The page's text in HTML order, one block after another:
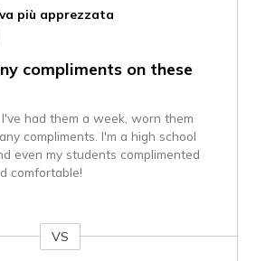
più apprezzata
compliments on these
had them a week, worn them
compliments. I'm a high school
even my students complimented
comfortable!
VS